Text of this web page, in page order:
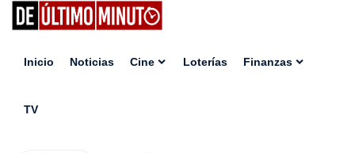
Inicio Noticias Cine Loterías Finanzas
TV